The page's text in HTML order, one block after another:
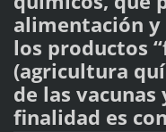
alimentación y
los productos
(agricultura
de las
finalidad es